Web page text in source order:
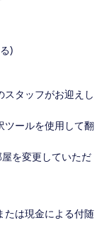
)
タッフがお迎えし
ツールを使用して翻
を変更していただ
たは現金による付随